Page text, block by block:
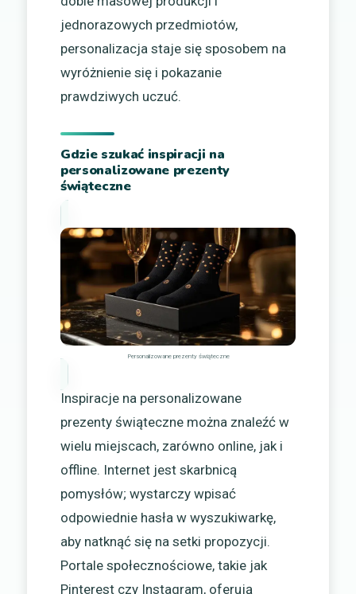
jednorazowych przedmiotów,
personalizacja staje się sposobem na
wyróżnienie się i pokazanie
prawdziwych uczuć.
Gdzie szukać inspiracji na
personalizowane prezenty
świąteczne
Personalizowane prezenty świąteczne
Inspiracje na personalizowane
prezenty świąteczne można znaleźć w
wielu miejscach, zarówno online, jak i
offline. Internet jest skarbnicą
pomysłów; wystarczy wpisać
odpowiednie hasła w wyszukiwarkę,
aby natknąć się na setki propozycji.
Portale społecznościowe, takie jak
Pinterest czy Instagram, oferują